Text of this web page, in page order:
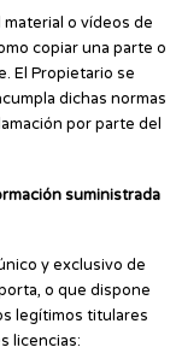
o vídeos de
copiar una parte o
El Propietario se
dichas normas
por parte del
suministrada
y exclusivo de
o que dispone
legítimos titulares
licencias: